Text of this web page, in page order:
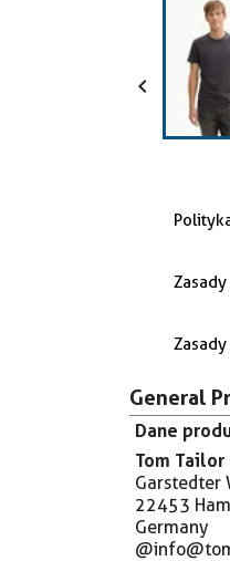

General
Dane
Tom Tailor
Garstedter
22453
Germany